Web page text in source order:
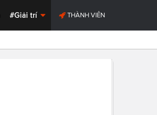
#Giải trí THÀNH VIÊN